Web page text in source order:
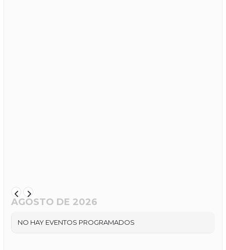
AGOSTO DE 2026
NO HAY EVENTOS PROGRAMADOS